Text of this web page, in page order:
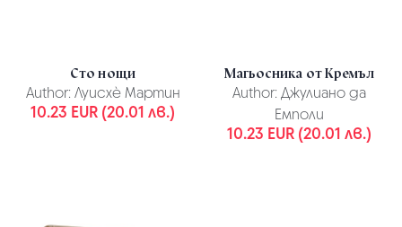
Сто нощи
Author: Луисхè Мартин
10.23 EUR (20.01 лв.)
Магьосника от Кремъл
Author: Джулиано да
Емполи
10.23 EUR (20.01 лв.)